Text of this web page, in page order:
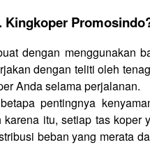
Kingkoper
dengan menggunakan
dengan teliti oleh
Anda selama perjalanan.
pentingnya
itu, setiap tas koper
beban yang merata